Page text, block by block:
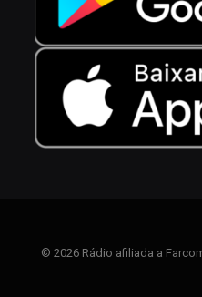
© 2026 Rádio afiliada a